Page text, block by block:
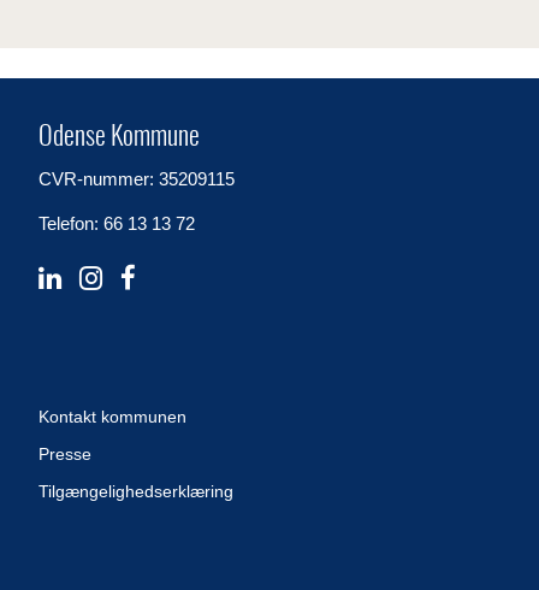
Odense Kommune
CVR-nummer: 35209115
Telefon: 66 13 13 72
Kontakt kommunen
Presse
Tilgængelighedserklæring